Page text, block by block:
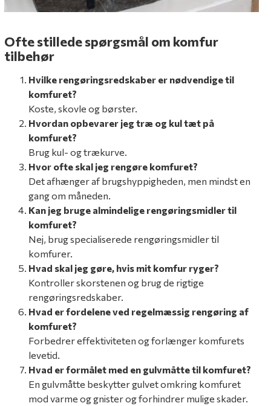
Ofte stillede spørgsmål om komfur
tilbehør
Hvilke rengøringsredskaber er nødvendige til
komfuret?
Koste, skovle og børster.
Hvordan opbevarer jeg træ og kul tæt på
komfuret?
Brug kul- og trækurve.
Hvor ofte skal jeg rengøre komfuret?
Det afhænger af brugshyppigheden, men mindst en
gang om måneden.
Kan jeg bruge almindelige rengøringsmidler til
komfuret?
Nej, brug specialiserede rengøringsmidler til
komfurer.
Hvad skal jeg gøre, hvis mit komfur ryger?
Kontroller skorstenen og brug de rigtige
rengøringsredskaber.
Hvad er fordelene ved regelmæssig rengøring af
komfuret?
Forbedrer effektiviteten og forlænger komfurets
levetid.
Hvad er formålet med en gulvmåtte til komfuret?
En gulvmåtte beskytter gulvet omkring komfuret
mod varme og gnister og forhindrer mulige skader.